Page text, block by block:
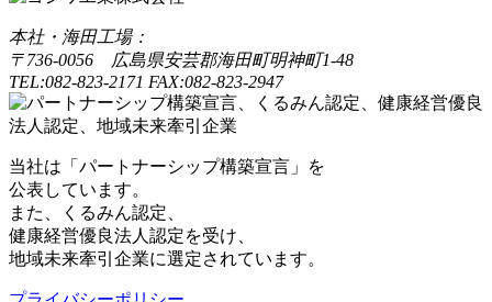
本社・海田工場：
〒736-0056 広島県安芸郡海田町明神町1-48
TEL:082-823-2171 FAX:082-823-2947
当社は「パートナーシップ構築宣言」を
公表しています。
また、くるみん認定、
健康経営優良法人認定を受け、
地域未来牽引企業に選定されています。